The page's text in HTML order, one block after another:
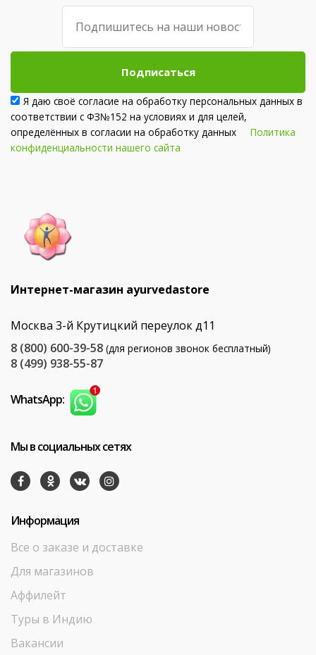
Подписаться
Я даю своё согласие на обработку персональных данных в
соответствии с ФЗ№152 на условиях и для целей,
определённых в согласии на обработку данных Политика
конфиденциальности нашего сайта
Интернет-магазин ayurvedastore
Москва 3-й Крутицкий переулок д11
8 (800) 600-39-58 (для регионов звонок бесплатный)
8 (499) 938-55-87
WhatsApp:
Мы в социальных сетях
Информация
Все о заказе и доставке
Для магазинов
Аффилейт
Туры в Индию
Вакансии